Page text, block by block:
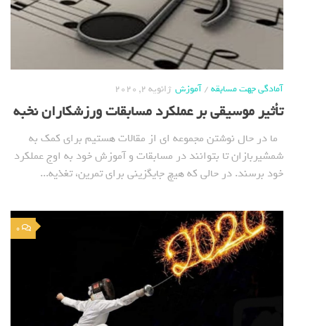
آمادگی جهت مسابقه/آموزش ژانویه 2, 2020
تأثیر موسیقی بر عملکرد مسابقات ورزشکاران نخبه
ما در حال نوشتن مجموعه ای از مقالات هستیم برای کمک به
شمشیربازان تا بتوانند در مسابقات و آموزش خود به اوج عملکرد
خود برسند. در حالی که هیچ جایگزینی برای تمرین، تغذیه...
0